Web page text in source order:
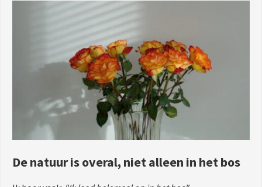
De natuur is overal, niet alleen in het bos